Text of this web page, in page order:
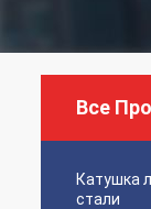
Все
Катушка
стали